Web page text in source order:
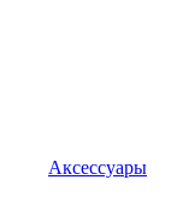
Аксессуары